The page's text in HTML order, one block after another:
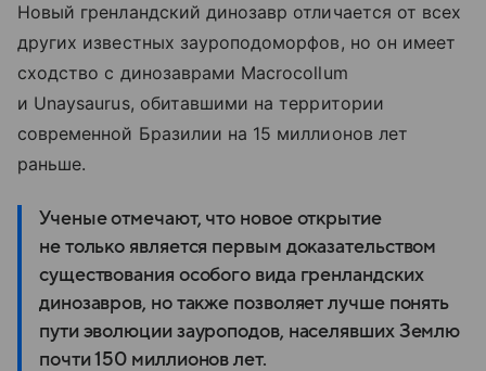
Новый гренландский динозавр отличается от всех
других известных зауроподоморфов, но он имеет
сходство с динозаврами Macrocollum
и Unaysaurus, обитавшими на территории
современной Бразилии на 15 миллионов лет
раньше.
Ученые отмечают, что новое открытие
не только является первым доказательством
существования особого вида гренландских
динозавров, но также позволяет лучше понять
пути эволюции зауроподов, населявших Землю
почти 150 миллионов лет.